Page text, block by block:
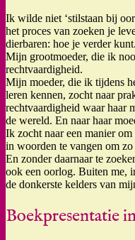
Ik wilde niet ‘stilstaan bij
het proces van zoeken je
dierbaren: hoe je verder kunt.
Mijn grootmoeder, die ik
rechtvaardigheid.
Mijn moeder, die ik tijdens
leren kennen, zocht naar
rechtvaardigheid waar haar
de wereld. En naar haar
Ik zocht naar een manier
in woorden te vangen om
En zonder daarnaar te
ook een oorlog. Buiten me,
de donkerste kelders van
Boekpresentatie